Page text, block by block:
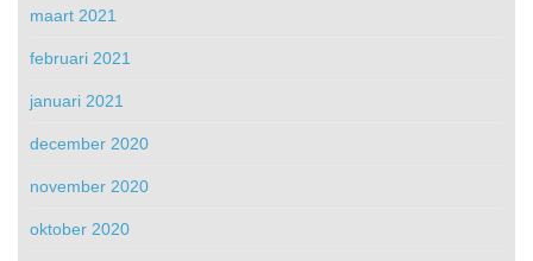
maart 2021
februari 2021
januari 2021
december 2020
november 2020
oktober 2020